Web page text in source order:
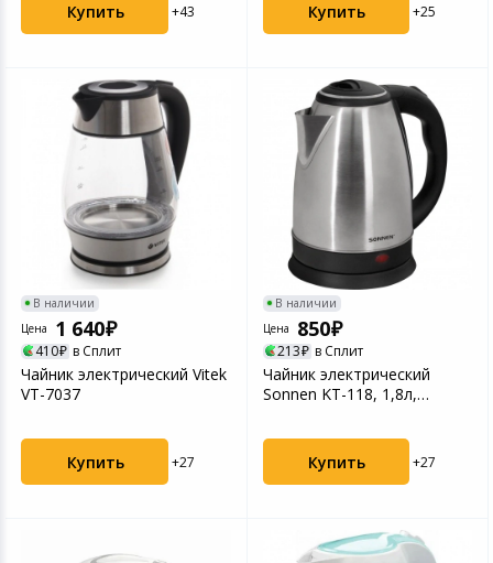
Купить +43 Купить +25
В наличии
Цена
1 640
410 в Сплит
Чайник электрический Vitek
VT-7037
Купить +27
В наличии
Цена
850
213 в Сплит
Чайник электрический
Sonnen KT-118, 1,8л,
Купить +27